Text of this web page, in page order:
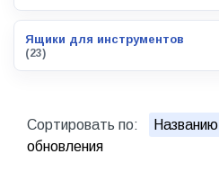
Ящики для инструментов
(23)
Сортировать по: Названию
обновления